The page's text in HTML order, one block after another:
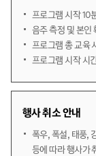
프로그램 시작 10
음주 측정 및 본인
프로그램 총 교육
프로그램 시작 시
행사 취소 안내
폭우, 폭설, 태풍,
등에 따라 행사가